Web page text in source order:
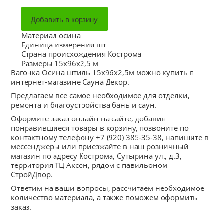
Материал осина
Единица измерения шт
Страна происхождения Кострома
Размеры 15х96х2,5 м
Вагонка Осина штиль 15х96х2,5м можно купить в
интернет-магазине Сауна Декор.
Предлагаем все самое необходимое для отделки,
ремонта и благоустройства бань и саун.
Оформите заказ онлайн на сайте, добавив
понравившиеся товары в корзину, позвоните по
контактному телефону +7 (920) 385-35-38, напишите в
мессенджеры или приезжайте в наш розничный
магазин по адресу Кострома, Сутырина ул., д.3,
территория ТЦ Аксон, рядом с павильоном
СтройДвор.
Ответим на ваши вопросы, рассчитаем необходимое
количество материала, а также поможем оформить
заказ.